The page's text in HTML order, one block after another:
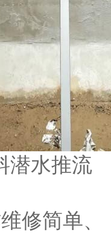
潜水推流
修简单、